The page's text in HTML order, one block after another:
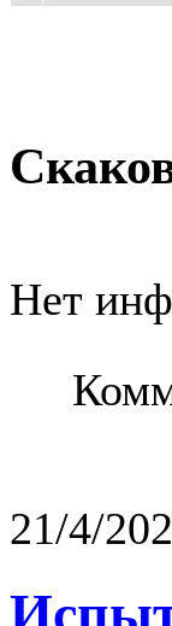
Нет
21/4/